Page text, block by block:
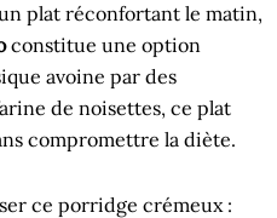
plat réconfortant le matin,
constitue une option
avoine par des
de noisettes, ce plat
compromettre la diète.
ce porridge crémeux :